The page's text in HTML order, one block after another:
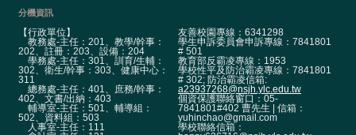
單
認
識
本
行
分機資訊
【行政單位】
教務處-主任：201、教學/幹事：
202、註冊：203、設備：204
學務處-主任：301、訓育/生輔：
302、衛生/幹事：303、健康中心：
311
總務處-主任：401、庶務/幹事：
402、文書/出納：403
輔導室-主任：501、輔導組：
502、資料組：503
人事室-主任：111
友善校園專線：6341298
學生申訴委員會申訴專線：7841801
# 501
教育部反霸凌專線：1953
學校性平及防治霸凌專線：7841801
# 302; 防治霸凌信箱:
a23937268@nsjh.ylc.edu.tw
個資保護聯絡窗口：05-
7841801#402 曹先生 | 信箱：
yuhinchao@gmail.com
學校聯絡信箱：